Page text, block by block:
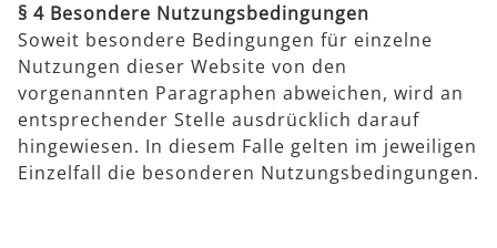
§ 4 Besondere Nutzungsbedingungen
Soweit besondere Bedingungen für einzelne
Nutzungen dieser Website von den
vorgenannten Paragraphen abweichen, wird an
entsprechender Stelle ausdrücklich darauf
hingewiesen. In diesem Falle gelten im jeweiligen
Einzelfall die besonderen Nutzungsbedingungen.